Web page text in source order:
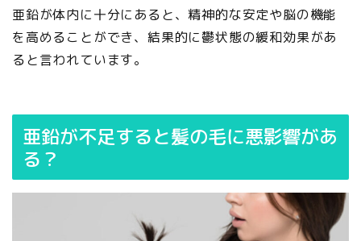
亜鉛が体内に十分にあると、精神的な安定や脳の機能
を高めることができ、結果的に鬱状態の緩和効果があ
ると言われています。
亜鉛が不足すると髪の毛に悪影響があ
る？